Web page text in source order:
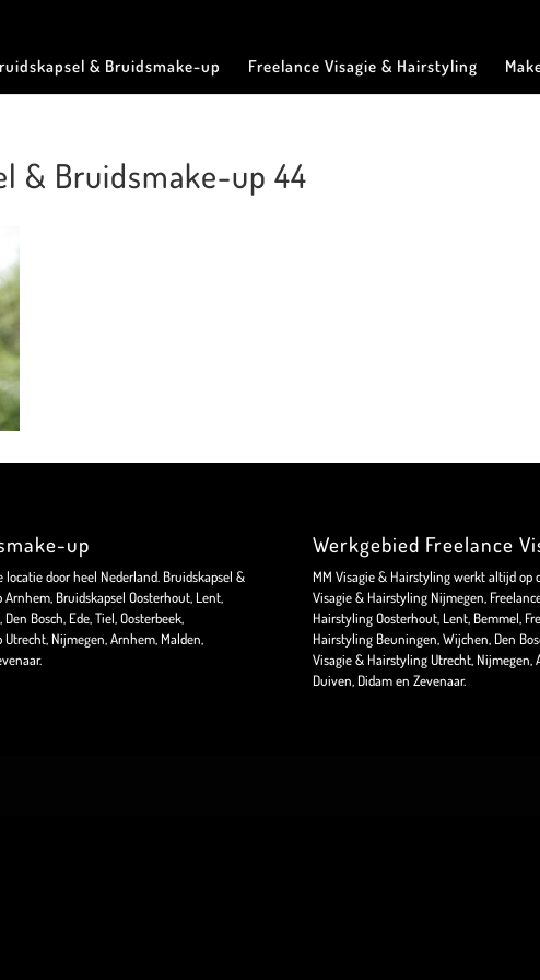
& Bruidsmake-up Freelance Visagie & Hairstyling
& Bruidsmake-up 44
up
door heel Nederland. Bruidskapsel &
Bruidskapsel Oosterhout, Lent,
Bosch, Ede, Tiel, Oosterbeek,
Nijmegen, Arnhem, Malden,
Werkgebied Freelance
MM Visagie & Hairstyling werkt altijd op
Visagie & Hairstyling Nijmegen,
Hairstyling Oosterhout, Lent, Bemmel,
Hairstyling Beuningen, Wijchen, Den
Visagie & Hairstyling Utrecht, Nijmegen,
Duiven, Didam en Zevenaar.